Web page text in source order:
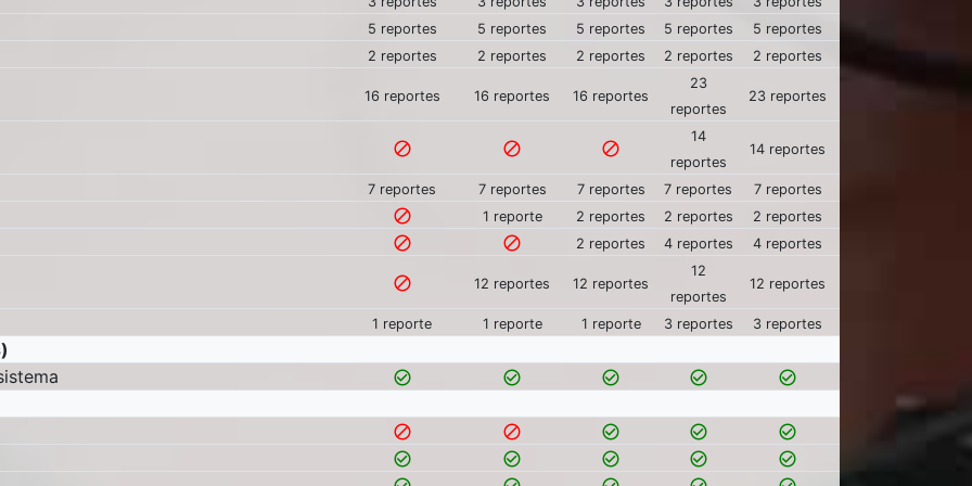
5 reportes 5 reportes 5 reportes 5 reportes 5 reportes
2 reportes 2 reportes 2 reportes 2 reportes 2 reportes
16 reportes 16 reportes 16 reportes
23
reportes
23 reportes
block block block
14
reportes
14 reportes
7 reportes 7 reportes 7 reportes 7 reportes 7 reportes
block 1 reporte 2 reportes 2 reportes 2 reportes
block block 2 reportes 4 reportes 4 reportes
block 12 reportes 12 reportes
12
reportes
12 reportes
1 reporte 1 reporte 1 reporte 3 reportes 3 reportes
check_circle_outline check_circle_outline check_circle_outline check_circle_outline check_circle_outline
block block check_circle_outline check_circle_outline check_circle_outline
check_circle_outline check_circle_outline check_circle_outline check_circle_outline check_circle_outline